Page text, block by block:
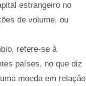
estrangeiro no
de volume, ou
refere-se à
países, no que diz
moeda em relação